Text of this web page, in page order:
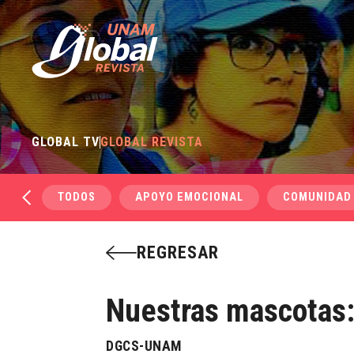
GLOBAL TVGLOBAL REVISTA
TODOS APOYO EMOCIONAL
REGRESAR
Nuestras
DGCS-UNAM